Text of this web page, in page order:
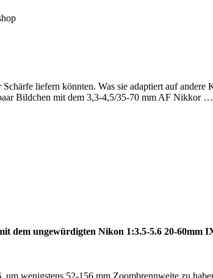
liefern könnten. Was sie adaptiert auf andere
Bildchen mit dem 3,3-4,5/35-70 mm AF Nikkor …
dem ungewürdigten Nikon 1:3.5-5.6 20-60mm